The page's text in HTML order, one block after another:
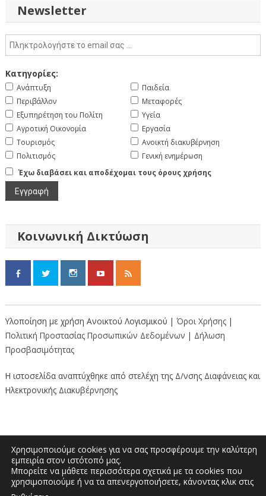
Newsletter
Κατηγορίες:
Ανάπτυξη
Περιβάλλον
Εξυπηρέτηση του Πολίτη
Αγροτική Οικονομία
Τουρισμός
Πολιτισμός
Παιδεία
Μεταφορές
Υγεία
Εργασία
Ανοικτή διακυβέρνηση
Γενική ενημέρωση
Έχω διαβάσει και αποδέχομαι τους όρους χρήσης
Κοινωνική Δικτύωση
Υλοποίηση με χρήση Ανοικτού Λογισμικού | Όροι Χρήσης |
Πολιτική Προστασίας Προσωπικών Δεδομένων | Δήλωση
Προσβασιμότητας
Η ιστοσελίδα αναπτύχθηκε από στελέχη της Δ/νσης Διαφάνειας και
Ηλεκτρονικής Διακυβέρνησης
Διοικητήριο “Κώστας Ταλιαδούρης” |
Τηλέφωνο: 2462353333, 2462353370 | E-
Χρησιμοποιούμε cookies για να σας προσφέρουμε την καλύτερη
εμπειρία στον ιστότοπό μας.
Μπορείτε να μάθετε περισσότερα σχετικά με τα cookies που
χρησιμοποιούμε ή να τα απενεργοποιήσετε, κάνοντας κλικ στις